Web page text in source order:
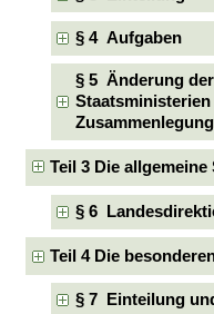
§ 4 Aufgaben
§ 5 Änderung
Teil 3 Die
§ 6
Teil 4 Die
§ 7 Einteilung